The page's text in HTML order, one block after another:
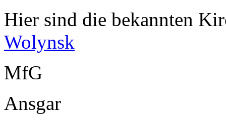
Hier sind die bekannten
Wolynsk
MfG
Ansgar